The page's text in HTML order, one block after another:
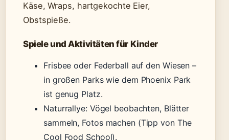
Käse, Wraps, hartgekochte Eier,
Obstspieße.
Spiele und Aktivitäten für Kinder
Frisbee oder Federball auf den Wiesen –
in großen Parks wie dem Phoenix Park
ist genug Platz.
Naturrallye: Vögel beobachten, Blätter
sammeln, Fotos machen (Tipp von The
Cool Food School).